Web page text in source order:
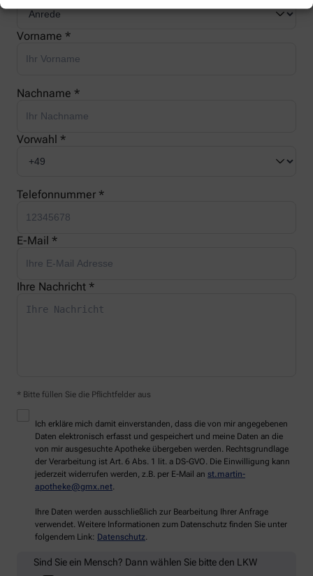
Vorname *
Nachname *
Vorwahl *
Telefonnummer *
E-Mail *
Ihre Nachricht *
* Bitte füllen Sie die Pflichtfelder aus
Ich erkläre mich damit einverstanden, dass die von mir angegebenen
Daten elektronisch erfasst und gespeichert und meine Daten an die
von mir ausgesuchte Apotheke übergeben werden. Rechtsgrundlage
der Verarbeitung ist Art. 6 Abs. 1 lit. a DS-GVO. Die Einwilligung kann
jederzeit widerrufen werden, z.B. per E-Mail an st.martin-
apotheke@gmx.net.
Ihre Daten werden ausschließlich zur Bearbeitung Ihrer Anfrage
verwendet. Weitere Informationen zum Datenschutz finden Sie unter
folgendem Link: Datenschutz.
Sind Sie ein Mensch? Dann wählen Sie bitteden LKW